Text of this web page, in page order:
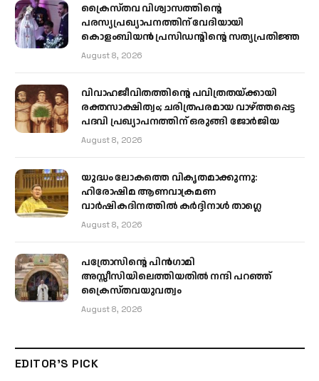
ക്രൈസ്തവ വിശ്വാസത്തിന്റെ
പരസ്യപ്രഖ്യാപനത്തിന് വേദിയായി
കൊളംബിയൻ പ്രസിഡന്റിന്റെ സത്യപ്രതിജ്ഞ
August 8, 2026
വിവാഹജീവിതത്തിന്റെ പവിത്രതയ്ക്കായി
രക്തസാക്ഷിത്വം; ചരിത്രപരമായ വാഴ്ത്തപ്പെട്ട
പദവി പ്രഖ്യാപനത്തിന് ഒരുങ്ങി ജോര്‍ജിയ
August 8, 2026
യുദ്ധം ലോകത്തെ വികൃതമാക്കുന്നു:
ഹിരോഷിമ ആണവാക്രമണ
വാർഷികദിനത്തിൽ കർദ്ദിനാൾ താഗ്ലെ
August 8, 2026
പത്രോസിന്റെ പിൻഗാമി
അസ്സീസിയിലെത്തിയതിൽ നന്ദി പറഞ്ഞ്
ക്രൈസ്തവയുവത്വം
August 8, 2026
EDITOR'S PICK